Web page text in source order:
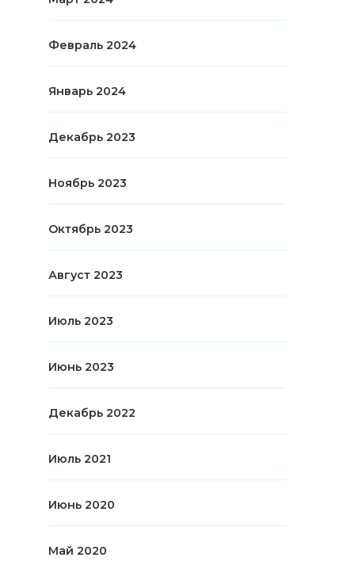
Февраль 2024
Январь 2024
Декабрь 2023
Ноябрь 2023
Октябрь 2023
Август 2023
Июль 2023
Июнь 2023
Декабрь 2022
Июль 2021
Июнь 2020
Май 2020